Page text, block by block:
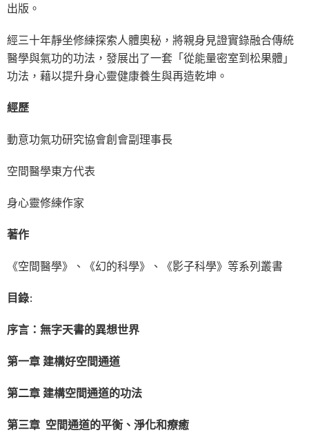
出版。
經三十年靜坐修練探索人體奧秘，將親身見證實錄融合傳統
醫學與氣功的功法，發展出了一套「從能量密室到松果體」
功法，藉以提升身心靈健康養生與再造乾坤。
經歷
動意功氣功研究協會創會副理事長
空間醫學東方代表
身心靈修練作家
著作
《空間醫學》、《幻的科學》、《影子科學》等系列叢書
目錄:
序言：無字天書的異想世界
第一章 建構好空間通道
第二章 建構空間通道的功法
第三章 空間通道的平衡、淨化和療癒